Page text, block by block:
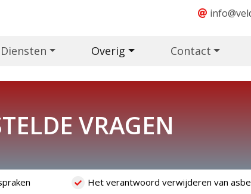
Diensten Overig Contact
VRAGEN
Het verantwoord verwijderen van